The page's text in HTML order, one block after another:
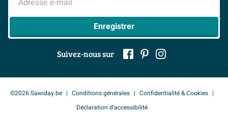
tranquillité dans un lavabo qui restera beau pendant de
nombreuses années, même en cas d’utilisation
intensive dans un foyer animé.
Caractéristiques :
Lavabo rectangulaire à poser de 60x38 cm pour un
look moderne et minimaliste.
Enregistrer
Suivez-nous sur
©2026 Sawiday.be Conditions générales
Confidentialité & Cookies
Déclaration d'accessibilité